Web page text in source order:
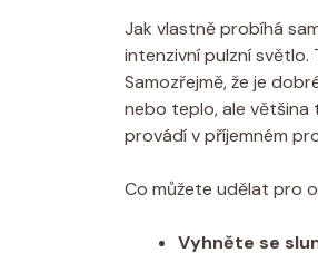
Jak vlastně probíhá
intenzivní pulzní světlo.
Samozřejmě, že je
nebo teplo, ale většina
provádí v příjemném
Co můžete udělat pro
Vyhněte se